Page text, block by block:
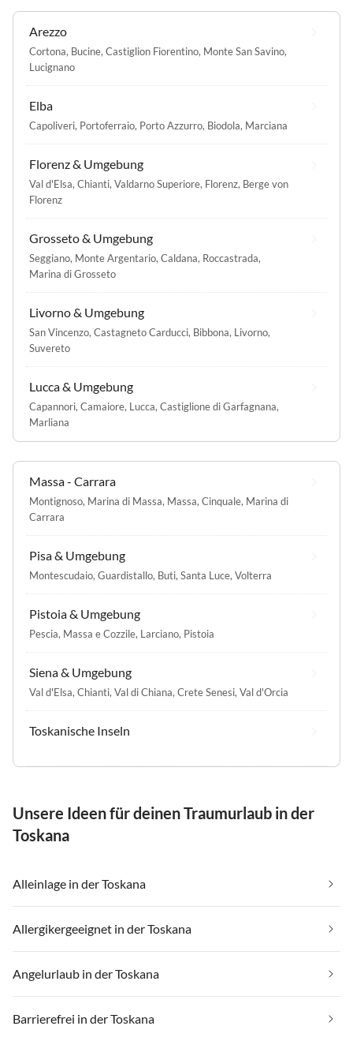
Arezzo
Cortona, Bucine, Castiglion Fiorentino, Monte San Savino,
Lucignano
Elba
Capoliveri, Portoferraio, Porto Azzurro, Biodola, Marciana
Florenz & Umgebung
Val d'Elsa, Chianti, Valdarno Superiore, Florenz, Berge von
Florenz
Grosseto & Umgebung
Seggiano, Monte Argentario, Caldana, Roccastrada,
Marina di Grosseto
Livorno & Umgebung
San Vincenzo, Castagneto Carducci, Bibbona, Livorno,
Suvereto
Lucca & Umgebung
Capannori, Camaiore, Lucca, Castiglione di Garfagnana,
Marliana
Massa - Carrara
Montignoso, Marina di Massa, Massa, Cinquale, Marina di
Carrara
Pisa & Umgebung
Montescudaio, Guardistallo, Buti, Santa Luce, Volterra
Pistoia & Umgebung
Pescia, Massa e Cozzile, Larciano, Pistoia
Siena & Umgebung
Val d'Elsa, Chianti, Val di Chiana, Crete Senesi, Val d'Orcia
Toskanische Inseln
Unsere Ideen für deinen Traumurlaub in der
Toskana
Alleinlage in der Toskana
Allergikergeeignet in der Toskana
Angelurlaub in der Toskana
Barrierefrei in der Toskana